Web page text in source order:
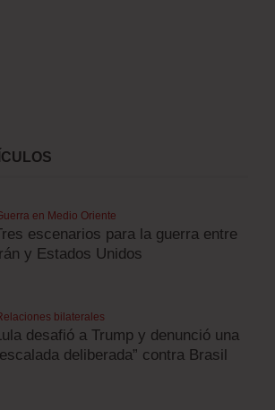
en Medio Oriente
escenarios para la guerra entre
y Estados Unidos
bilaterales
desafió a Trump y denunció una
deliberada” contra Brasil